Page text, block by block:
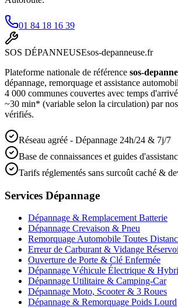
01 84 18 16 39
SOS DÉPANNEUSEsos-depanneuse.fr
Plateforme nationale de référence sos-
dépannage, remorquage et assistance
4 000 communes couvertes avec temps
~30 min* (variable selon la circulation) par nos
vérifiés.
Réseau agréé - Dépannage 24h/24 & 7j/7
Base de connaissances et guides
Tarifs réglementés sans surcoût caché &
Services Dépannage
Dépannage & Remplacement Batterie
Dépannage Crevaison & Pneu
Remorquage Automobile Toutes
Erreur de Carburant & Vidange
Ouverture de Porte & Clé Enfermée
Dépannage Véhicule Électrique &
Dépannage Utilitaire & Camping-Car
Dépannage Moto, Scooter & 3 Roues
Dépannage & Remorquage Poids Lourd